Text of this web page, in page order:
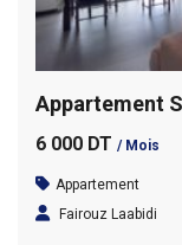
6 000 DT / Mois
Appartement
Fairouz Laabidi